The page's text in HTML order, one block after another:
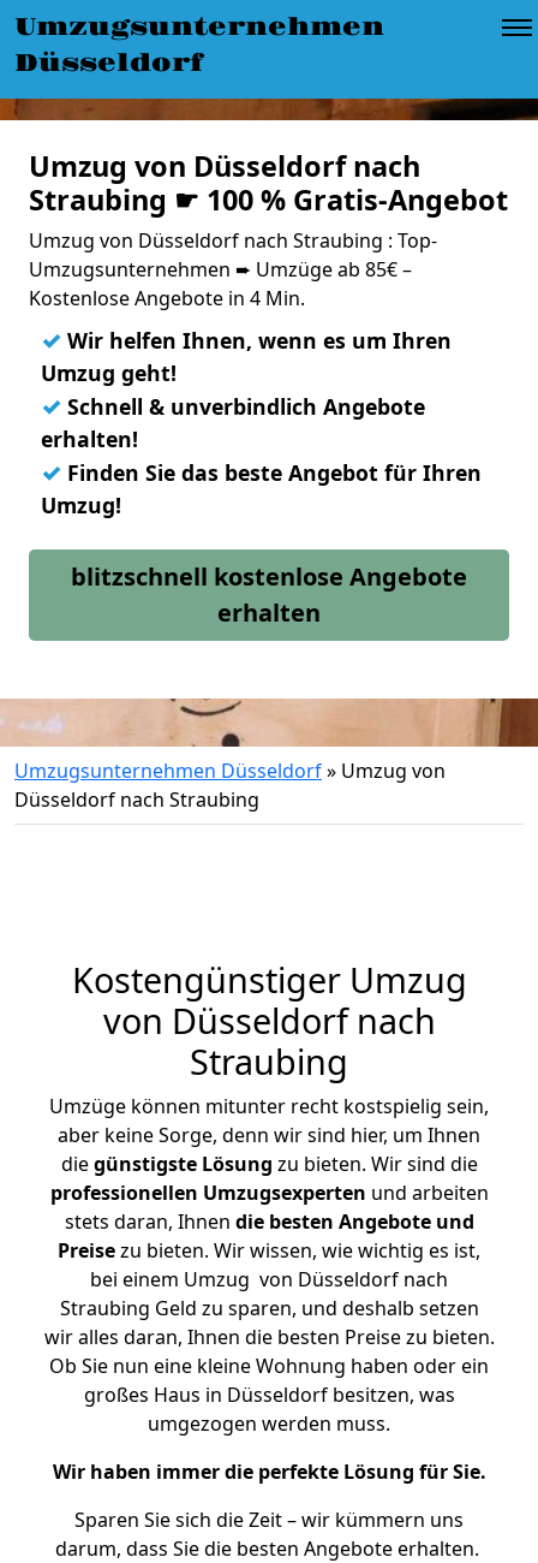
Umzugsunternehmen
Düsseldorf
Umzug von Düsseldorf nach
Straubing ☛ 100 % Gratis-Angebot
Umzug von Düsseldorf nach Straubing : Top-
Umzugsunternehmen ➨ Umzüge ab 85€ –
Kostenlose Angebote in 4 Min.
✓ Wir helfen Ihnen, wenn es um Ihren
Umzug geht!
✓ Schnell & unverbindlich Angebote
erhalten!
✓ Finden Sie das beste Angebot für Ihren
Umzug!
blitzschnell kostenlose Angebote
erhalten
Umzugsunternehmen Düsseldorf» Umzug von
Düsseldorf nach Straubing
Kostengünstiger Umzug
von Düsseldorf nach
Straubing
Umzüge können mitunter recht kostspielig sein,
aber keine Sorge, denn wir sind hier, um Ihnen
diegünstigste Lösung zu bieten. Wir sind die
professionellen Umzugsexperten und arbeiten
stets daran, Ihnen die besten Angebote und
Preisezu bieten. Wir wissen, wie wichtig es ist,
bei einem Umzug von Düsseldorf nach
Straubing Geld zu sparen, und deshalb setzen
wir alles daran, Ihnen die besten Preise zu bieten.
Ob Sie nun eine kleine Wohnung haben oder ein
großes Haus in Düsseldorf besitzen, was
umgezogen werden muss.
Wir haben immer die perfekte Lösung für Sie.
Sparen Sie sich die Zeit – wir kümmern uns
darum, dass Sie die besten Angebote erhalten.